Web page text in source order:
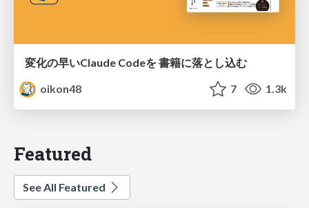
変化の早いClaude Codeを 書籍に落とし込む
oikon48
7 1.3k
Featured
See All Featured